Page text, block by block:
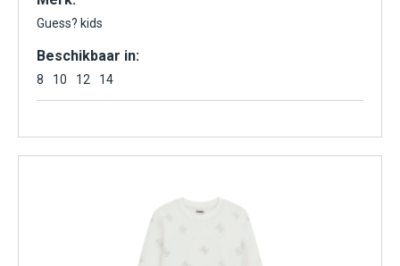
Guess? kids
Beschikbaar in:
8 10 12 14